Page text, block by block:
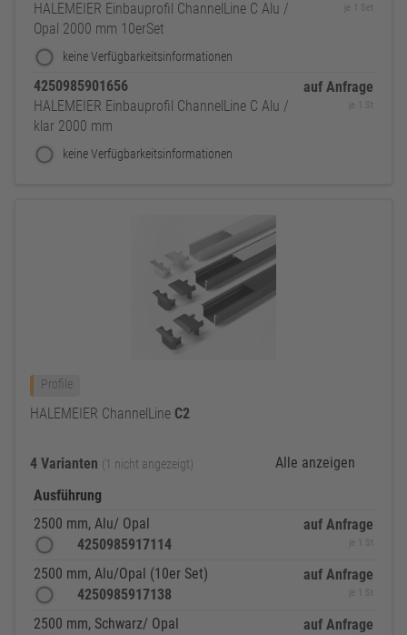
HALEMEIER Einbauprofil ChannelLine C Alu /
Opal 2000 mm 10erSet
keine Verfügbarkeitsinformationen
je 1 Set
4250985901656
HALEMEIER Einbauprofil ChannelLine C Alu /
klar 2000 mm
keine Verfügbarkeitsinformationen
auf Anfrage
je 1 St
Profile
HALEMEIER ChannelLine C2
4 Varianten (1 nicht angezeigt)
Alle anzeigen
Ausführung
2500 mm, Alu/ Opal
4250985917114
auf Anfrage
je 1 St
2500 mm, Alu/Opal (10er Set)
4250985917138
auf Anfrage
je 1 St
2500 mm, Schwarz/ Opal
auf Anfrage